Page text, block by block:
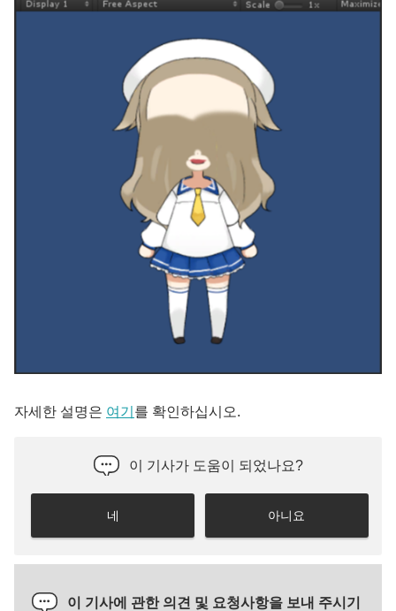
자세한 설명은 여기 를 확인하십시오.
이 기사가 도움이 되었나요?
네 아니요
이 기사에 관한 의견 및 요청사항을 보내 주시기